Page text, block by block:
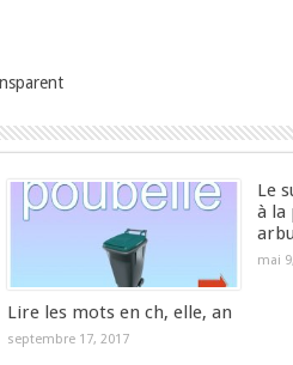
Lire les mots en ch, elle, an
septembre 17, 2017
Le
à la
mai